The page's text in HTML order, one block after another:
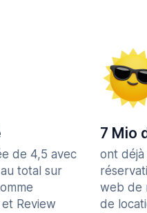
de 4,5 avec
total sur
Review
7 Mio
ont
web de
de